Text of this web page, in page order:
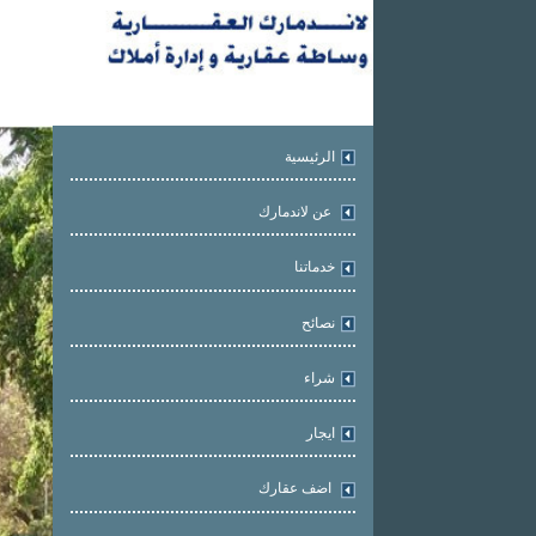
الرئيسية
عن لاندمارك
خدماتنا
نصائح
شراء
ايجار
اضف عقارك